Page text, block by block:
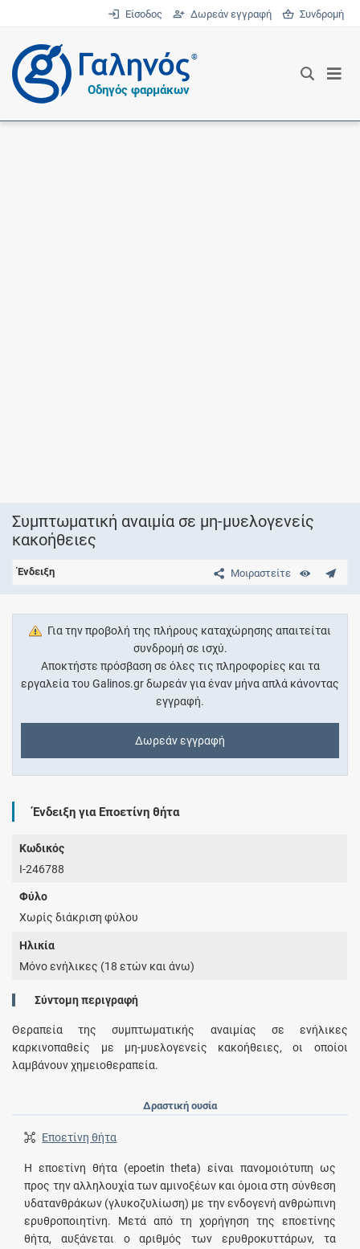
Είσοδος Δωρεάν εγγραφή Συνδρομή
®
Οδηγός φαρμάκων
Συμπτωματική αναιμία σε μη-μυελογενείς
κακοήθειες
Μοιραστείτε
Ένδειξη
Για την προβολή της πλήρους καταχώρησης απαιτείται
συνδρομή σε ισχύ.
Αποκτήστε πρόσβαση σε όλες τις πληροφορίες και τα
εργαλεία του Galinos.gr δωρεάν για έναν μήνα απλά κάνοντας
εγγραφή.
Δωρεάν εγγραφή
Ένδειξη για Εποετίνη θήτα
Κωδικός
I-246788
Φύλο
Χωρίς διάκριση φύλου
Ηλικία
Μόνο ενήλικες (18 ετών και άνω)
Σύντομη περιγραφή
Θεραπεία της συμπτωματικής αναιμίας σε ενήλικες
καρκινοπαθείς με μη-μυελογενείς κακοήθειες, οι οποίοι
λαμβάνουν χημειοθεραπεία.
Δραστική ουσία
Εποετίνη θήτα
Η εποετίνη θήτα (epoetin theta) είναι πανομοιότυπη ως
προς την αλληλουχία των αμινοξέων και όμοια στη σύνθεση
υδατανθράκων (γλυκοζυλίωση) με την ενδογενή ανθρώπινη
ερυθροποιητίνη. Μετά από τη χορήγηση της εποετίνης
θήτα, αυξάνεται ο αριθμός των ερυθροκυττάρων, τα